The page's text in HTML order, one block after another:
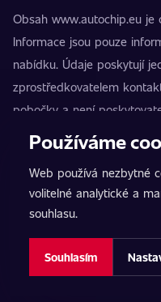
Obsah www.autochip.eu
Informace jsou pouze
nabídku. Údaje poskytují
zprostředkovatelem
pobočky a není
registrovaná ochranná
nezpůsobilosti vozidla k
Přesné informace
pobočky.
Nastavení cookies
Používáme
Web používá nezbytné
volitelné analytické a
souhlasu.
Souhlasím